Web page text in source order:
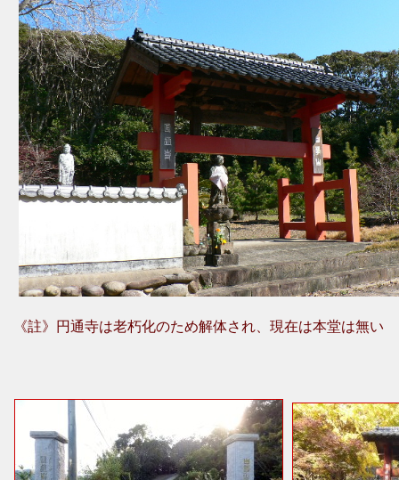
《註》円通寺は老朽化のため解体され、現在は本堂は無い